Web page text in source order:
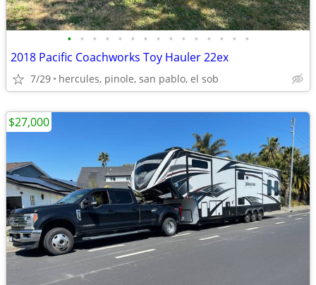
• • • • • • • • • • • • • • •
2018 Pacific Coachworks Toy Hauler 22ex
7/29 hercules, pinole, san pablo, el sob
$27,000